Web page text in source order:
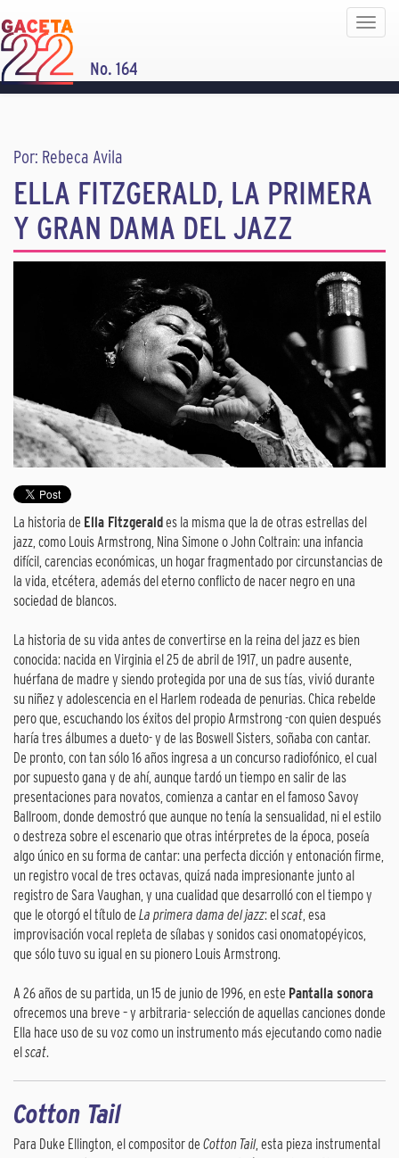
Toggle
No. 164
Por: Rebeca Avila
ELLA FITZGERALD, LA PRIMERA
Y GRAN DAMA DEL JAZZ
La historia de Ella Fitzgerald es la misma que la de otras estrellas del
jazz, como Louis Armstrong, Nina Simone o John Coltrain: una infancia
difícil, carencias económicas, un hogar fragmentado por circunstancias de
la vida, etcétera, además del eterno conflicto de nacer negro en una
sociedad de blancos.
La historia de su vida antes de convertirse en la reina del jazz es bien
conocida: nacida en Virginia el 25 de abril de 1917, un padre ausente,
huérfana de madre y siendo protegida por una de sus tías, vivió durante
su niñez y adolescencia en el Harlem rodeada de penurias. Chica rebelde
pero que, escuchando los éxitos del propio Armstrong -con quien después
haría tres álbumes a dueto- y de las Boswell Sisters, soñaba con cantar.
De pronto, con tan sólo 16 años ingresa a un concurso radiofónico, el cual
por supuesto gana y de ahí, aunque tardó un tiempo en salir de las
presentaciones para novatos, comienza a cantar en el famoso Savoy
Ballroom, donde demostró que aunque no tenía la sensualidad, ni el estilo
o destreza sobre el escenario que otras intérpretes de la época, poseía
algo único en su forma de cantar: una perfecta dicción y entonación firme,
un registro vocal de tres octavas, quizá nada impresionante junto al
registro de Sara Vaughan, y una cualidad que desarrolló con el tiempo y
que le otorgó el título de La primera dama del jazz: el scat, esa
improvisación vocal repleta de sílabas y sonidos casi onomatopéyicos,
que sólo tuvo su igual en su pionero Louis Armstrong.
A 26 años de su partida, un 15 de junio de 1996, en este Pantalla sonora
ofrecemos una breve – y arbitraria- selección de aquellas canciones donde
Ella hace uso de su voz como un instrumento más ejecutando como nadie
el scat.
Cotton Tail
Para Duke Ellington, el compositor de Cotton Tail, esta pieza instrumental